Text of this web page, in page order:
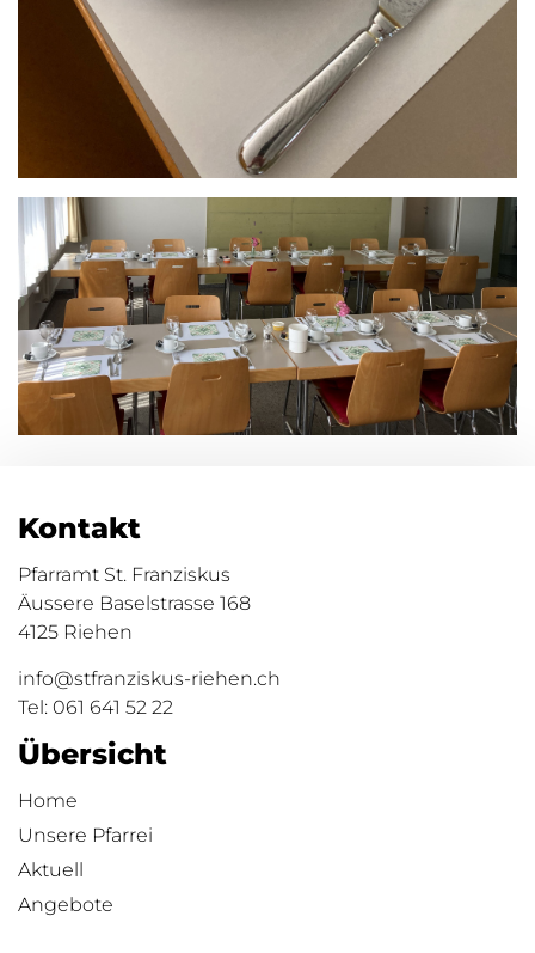
Kontakt
Pfarramt St. Franziskus
Äussere Baselstrasse 168
4125 Riehen
info@stfranziskus-riehen.ch
Tel: 061 641 52 22
Übersicht
Home
Unsere Pfarrei
Aktuell
Angebote